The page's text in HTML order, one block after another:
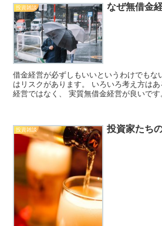
投資雑談 なぜ無借金
借金経営が必ずしもいいというわけでもな
はリスクがあります。 いろいろ考え方は
経営ではなく、 実質無借金経営が良いです
投資雑談 投資家たち